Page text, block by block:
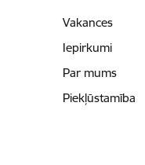
Vakances
Iepirkumi
Par mums
Piekļūstamība